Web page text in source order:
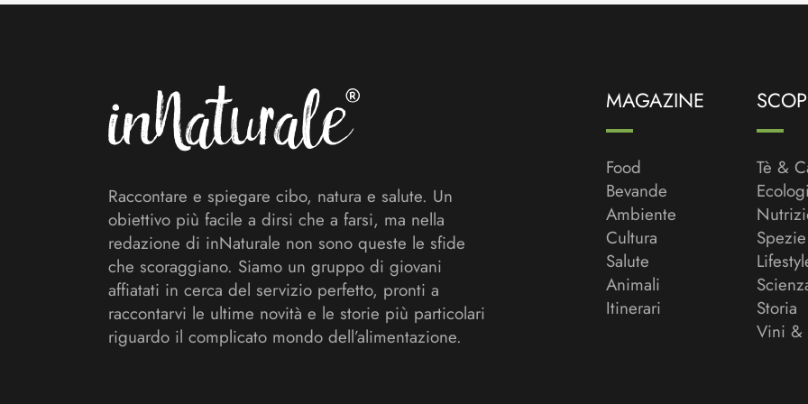
Raccontare e spiegare cibo, natura e salute. Un
obiettivo più facile a dirsi che a farsi, ma nella
redazione di inNaturale non sono queste le sfide
che scoraggiano. Siamo un gruppo di giovani
affiatati in cerca del servizio perfetto, pronti a
raccontarvi le ultime novità e le storie più particolari
riguardo il complicato mondo dell’alimentazione.
MAGAZINE
Food
Bevande
Ambiente
Cultura
Salute
Animali
Itinerari
Tè &
Storia
Vini &